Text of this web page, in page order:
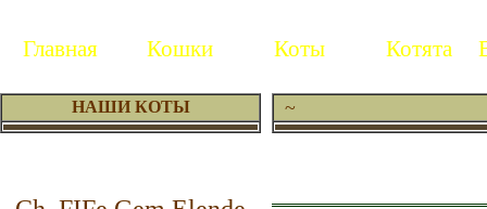
Главная Кошки Коты Котята
НАШИ КОТЫ ~